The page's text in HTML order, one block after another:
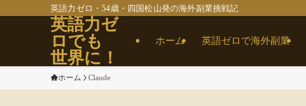
英語力ゼロ・54歳・四国松山発の海外副業挑戦記
英語力ゼ
ロでも
世界に！
ホーム 英語ゼロで海外副業
ホーム Claude